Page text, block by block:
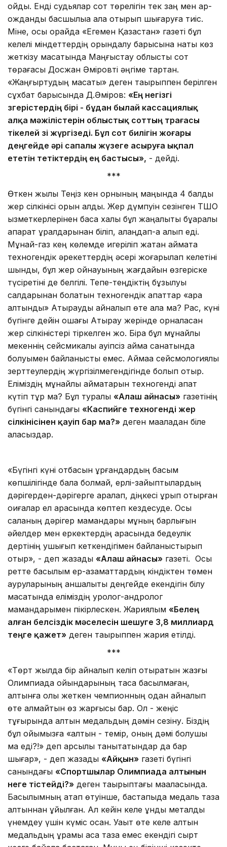
қойды. Енді судьялар сот төрелігін тек заң мен ар-
ожданды басшылыққа ала отырып шығаруға тиіс.
Міне, осы орайда «Егемен Қазақстан» газеті бұл
келелі міндеттердің орындалу барысына нақты көз
жеткізу мақсатында Маңғыстау облыстық сот
төрағасы Досжан Әміровті әңгіме тартқан.
«Жаңғыртудың мақсаты» деген тақырыппен берілген
сұхбат барысында Д.Әміров: «Ең негізгі
өзгерістердің бірі - бұдан былай кассациялық
алқа мәжілістерін облыстық сот­тың төрағасы
тікелей өзі жүр­гізеді. Бұл сот билігін жоғары
деңгейде әрі сапалы жүзеге асыруға ықпал
ететін тетіктердің ең бастысы», - дейді.
***
Өткен жылы Теңіз кен орнының маңында 4 балдық
жер сілкінісі орын алды. Жер дүмпуін сезінген ТШО
қызметкерлерінен басқа халық бұл жаңалықты бұқаралық
ақпарат құралдарынан біліп, алаңдап-ақ қалып еді.
Мұнай-газ кең көлемде игеріліп жатқан аймақта
техногендік әрекеттердің әсері жоғарылап келетіні
шындық, бұл жер қойнауының жағдайын өзгеріске
түсіретіні де белгілі. Тепе-теңдіктің бұзылуы
салдарынан болатын техногендік апаттар «қара
алтынды» Атырауды айналып өте ала ма? Рас, күні
бүгінге дейін ошағы Атырау жерінде орналасқан
жер сілкіністері тіркелген жоқ. Бірақ бұл мұнайлы
мекеннің сейсмикалық қауіпсіз аймақ санатында
болуымен байланысты емес. Аймаққа сейсмологиялық
зерттеулердің жүргізілмегендігінде болып отыр.
Еліміздің мұнайлы аймақтарын техногенді апат
күтіп тұр ма? Бұл туралы «Алаш айнасы» газетінің
бүгінгі санындағы «Каспийге техногенді жер
сілкінісінен қауіп бар ма?» деген мақаладан біле
аласыздар.
«Бүгінгі күні отбасын құрғандардың басым
көпшілігінде бала болмай, ерлі-зайыптылардың
дәрігерден-дәрігерге қаралап, діңкесі құрып отырған
оқиғалар ел арасында көптеп кездесуде. Осы
саланың дәрігер мамандары мұның барлығын
әйелдер мен еркектердің арасында бедеулік
дертінің ушығып кеткендігімен байланыстырып
отыр», - деп жазады «Алаш айнасы» газеті. Осы
ретте басылым ер-азаматтардың кіндіктен төмен
ауруларының қаншалықты деңгейде екендігін білу
мақсатында еліміздің уролог-андролог
мамандарымен пікірлескен. Жариялым «Белең
алған белсіздік мәселесін шешуге 3,8 миллиард
теңге қажет» деген тақырыппен жария етілді.
***
«Төрт жылда бір айналып келіп отыратын жазғы
Олимпиада ойындарының тасқа басылмаған,
алтынға қолы жеткен чемпионның одан айналып
өте алмайтын өз жарғысы бар. Ол - жеңіс
тұғырында алтын медальдың дәмін сезіну. Біздің
бұл ойымызға «алтын - темір, оның дәмі болушы
ма еді?!» деп қарсылық танытатындар да бар
шығар», - деп жазады «Айқын» газеті бүгінгі
санындағы «Спортшылар Олимпиада алтынын
неге тістейді?» деген тақырыптағы мақаласында.
Басылымның атап өтуінше, бастапқыда медаль таза
алтыннан құйылған. Ал кейін келе құнды металды
үнемдеу үшін күміс қосқан. Уақыт өте келе алтын
медальдың құрамы аса таза емес екендігі сырт